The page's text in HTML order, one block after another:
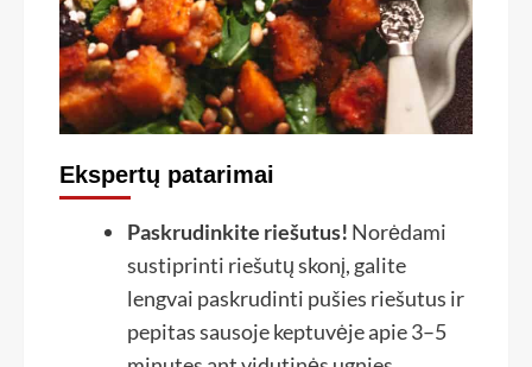
Ekspertų patarimai
Paskrudinkite riešutus! Norėdami
sustiprinti riešutų skonį, galite
lengvai paskrudinti pušies riešutus ir
pepitas sausoje keptuvėje apie 3–5